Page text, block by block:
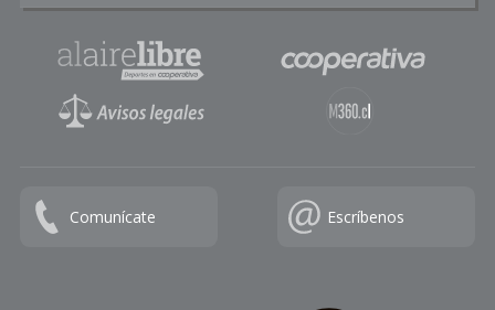
Comunícate Escríbenos